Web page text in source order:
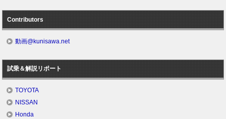
Contributors
動画@kunisawa.net
試乗＆解説リポート
TOYOTA
NISSAN
Honda